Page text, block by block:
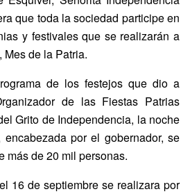
que toda la sociedad participe en
y festivales que se realizarán a
Mes de la Patria.
de los festejos que dio a
de las Fiestas Patrias
Grito de Independencia, la noche
por el gobernador, se
más de 20 mil personas.
16 de septiembre se realizara por